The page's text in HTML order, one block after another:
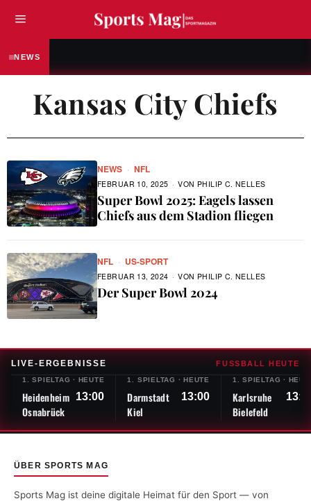
NEWS
Kansas City Chiefs
NEWS · NFL
Super Bowl 2025: Eagels lassen
Chiefs aus dem Stadion fliegen
FEBRUAR 10, 2025 VON PHILIP C. NELLES
NFL · US-SPORT
Der Super Bowl 2024
FEBRUAR 13, 2024 VON PHILIP C. NELLES
LIVE-ERGEBNISSE FUSSBALL HEUTE
1. SPIELTAG · HEUTE
Heidenheim 13:00
Osnabrück
1. SPIELTAG ·HEUTE
Darmstadt 13:00
Kiel
1. SPIELTAG ·
Karlsruhe
Bielefeld
ÜBER SPORTS MAG
Sports Mag ist deine digitale Heimat für den Sport — von